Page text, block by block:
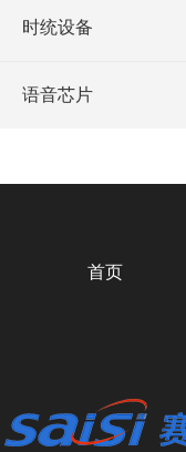
时统设备
语音芯片
首页